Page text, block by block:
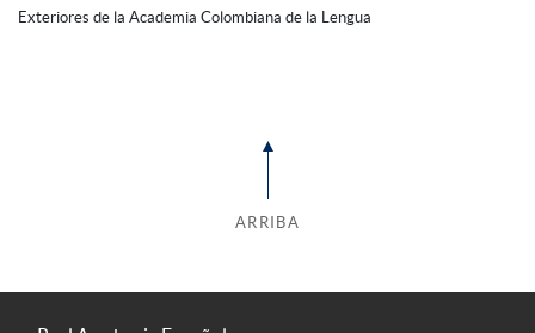
Exteriores de la Academia Colombiana de la Lengua
ARRIBA